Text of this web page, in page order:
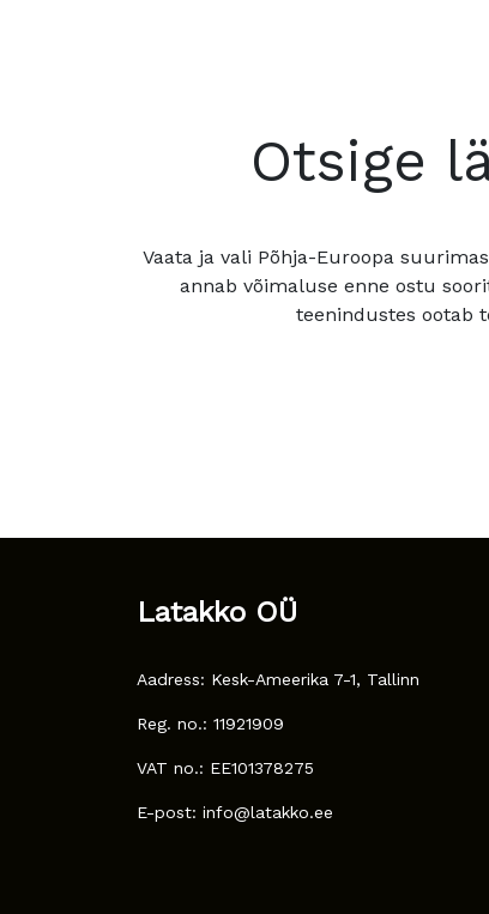
Otsige
Vaata ja vali Põhja-Euroopa
annab võimaluse enne ostu
teenindustes ootab
Latakko OÜ
Aadress: Kesk-Ameerika 7-1, Tallinn
Reg. no.: 11921909
VAT no.: EE101378275
E-post: info@latakko.ee